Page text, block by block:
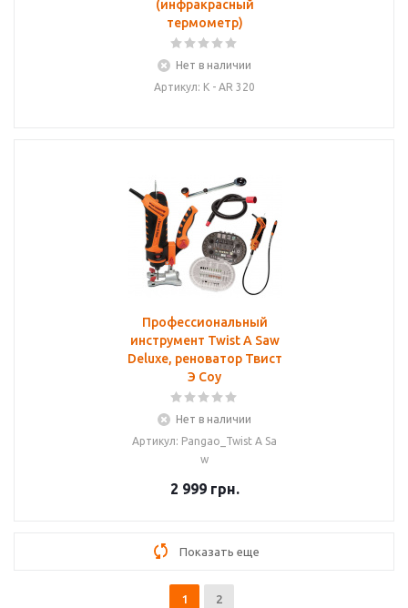
(инфракрасный
термометр)
Нет в наличии
Артикул: К - AR 320
Профессиональный
инструмент Twist A Saw
Deluxe, реноватор Твист
Э Соу
Нет в наличии
Артикул: Pangao_Twist A Sa
w
2 999грн.
Показать еще
1 2